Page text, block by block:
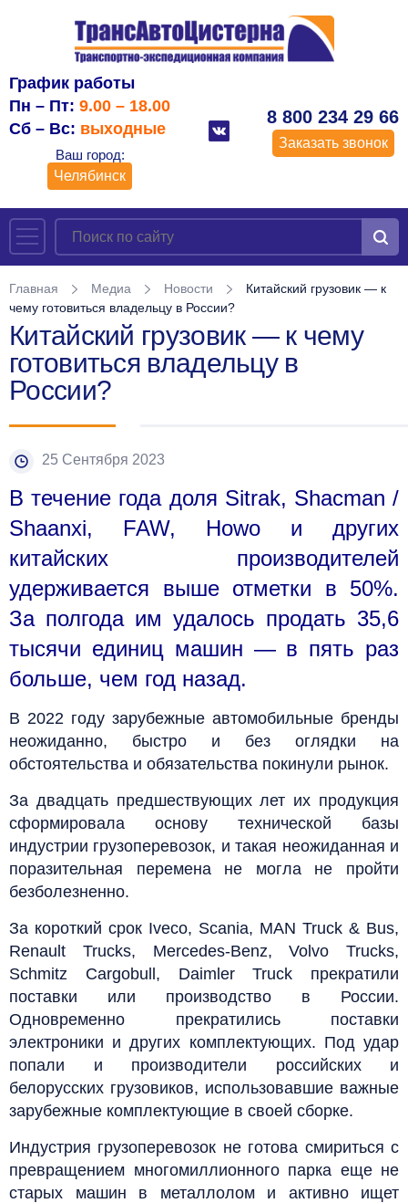
График работы
Пн – Пт: 9.00 – 18.00
Сб – Вс: выходные
Ваш город:
Челябинск
8 800 234 29 66
Заказать звонок
Главная Медиа Новости
Китайский грузовик — к
чему готовиться владельцу в России?
Китайский грузовик — к чему
готовиться владельцу в
России?
25 Сентября 2023
В течение года доля Sitrak, Shacman /
Shaanxi, FAW, Howo и других
китайских производителей
удерживается выше отметки в 50%.
За полгода им удалось продать 35,6
тысячи единиц машин — в пять раз
больше, чем год назад.
В 2022 году зарубежные автомобильные бренды
неожиданно, быстро и без оглядки на
обстоятельства и обязательства покинули рынок.
За двадцать предшествующих лет их продукция
сформировала основу технической базы
индустрии грузоперевозок, и такая неожиданная и
поразительная перемена не могла не пройти
безболезненно.
За короткий срок Iveco, Scania, MAN Truck & Bus,
Renault Trucks, Mercedes-Benz, Volvo Trucks,
Schmitz Cargobull, Daimler Truck прекратили
поставки или производство в России.
Одновременно прекратились поставки
электроники и других комплектующих. Под удар
попали и производители российских и
белорусских грузовиков, использовавшие важные
зарубежные комплектующие в своей сборке.
Индустрия грузоперевозок не готова смириться с
превращением многомиллионного парка еще не
старых машин в металлолом и активно ищет